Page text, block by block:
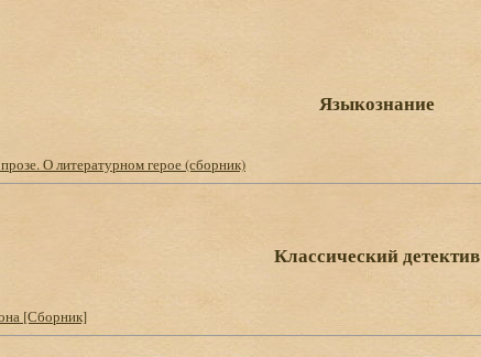
Языкознание
О литературном герое (сборник)
Классический детектив
[Сборник]